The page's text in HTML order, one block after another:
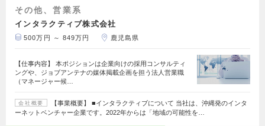
その他、営業系
インタラクティブ株式会社
500万円 ～ 849万円 鹿児島県
【仕事内容】 本ポジションは企業向けの採用コンサルティ
ングや、ジョブアンテナの媒体掲載企画を担う法人営業職
（マネージャー候…
会社概要
【事業概要】 ■インタラクティブについて 当社は、沖縄発のインタ
ーネットベンチャー企業です。2022年からは「地域の可能性を…